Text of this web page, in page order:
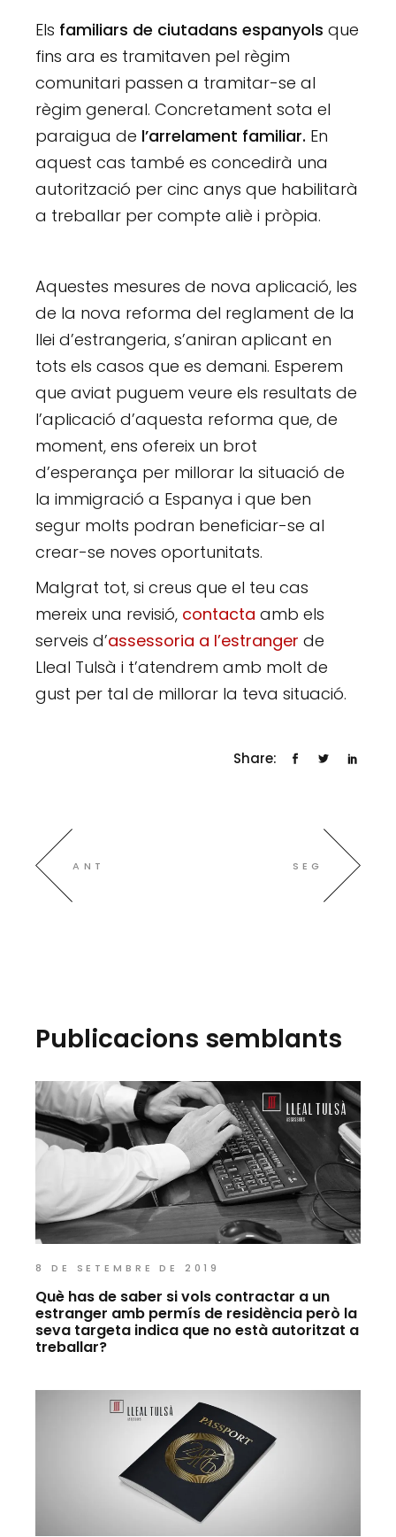
Els familiars de ciutadans espanyols que
fins ara es tramitaven pel règim
comunitari passen a tramitar-se al
règim general. Concretament sota el
paraigua de l’arrelament familiar. En
aquest cas també es concedirà una
autorització per cinc anys que habilitarà
a treballar per compte aliè i pròpia.
Aquestes mesures de nova aplicació, les
de la nova reforma del reglament de la
llei d’estrangeria, s’aniran aplicant en
tots els casos que es demani. Esperem
que aviat puguem veure els resultats de
l’aplicació d’aquesta reforma que, de
moment, ens ofereix un brot
d’esperança per millorar la situació de
la immigració a Espanya i que ben
segur molts podran beneficiar-se al
crear-se noves oportunitats.
Malgrat tot, si creus que el teu cas
mereix una revisió, contacta amb els
serveis d’assessoria a l’estranger de
Lleal Tulsà i t’atendrem amb molt de
gust per tal de millorar la teva situació.
Share:
ANT SEG
Publicacions semblants
8 DE SETEMBRE DE 2019
Què has de saber si vols contractar a un
estranger amb permís de residència però la
seva targeta indica que no està autoritzat a
treballar?